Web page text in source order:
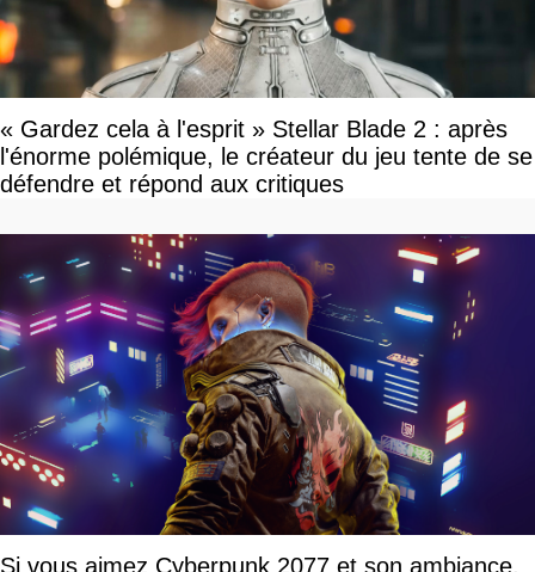
« Gardez cela à l'esprit » Stellar Blade 2 : après
l'énorme polémique, le créateur du jeu tente de se
défendre et répond aux critiques
Si vous aimez Cyberpunk 2077 et son ambiance,